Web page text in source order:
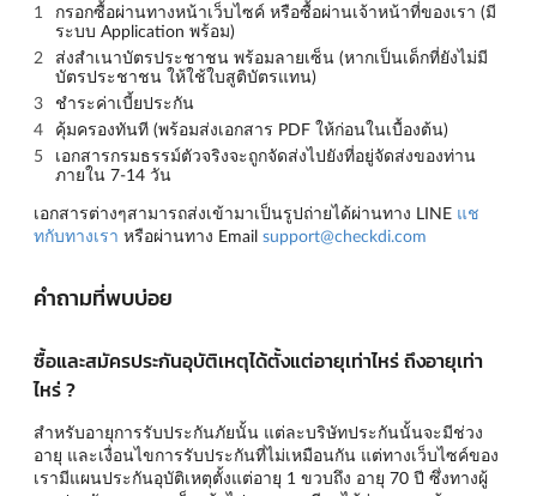
กรอกซื้อผ่านทางหน้าเว็บไซค์ หรือซื้อผ่านเจ้าหน้าที่ของเรา (มี
ระบบ Application พร้อม)
ส่งสำเนาบัตรประชาชน พร้อมลายเซ็น (หากเป็นเด็กที่ยังไม่มี
บัตรประชาชน ให้ใช้ใบสูติบัตรแทน)
ชำระค่าเบี้ยประกัน
คุ้มครองทันที (พร้อมส่งเอกสาร PDF ให้ก่อนในเบื้องต้น)
เอกสารกรมธรรม์ตัวจริงจะถูกจัดส่งไปยังที่อยู่จัดส่งของท่าน
ภายใน 7-14 วัน
เอกสารต่างๆสามารถส่งเข้ามาเป็นรูปถ่ายได้ผ่านทาง LINE แช
ทกับทางเรา หรือผ่านทาง Email support@checkdi.com
คำถามที่พบบ่อย
ซื้อและสมัครประกันอุบัติเหตุได้ตั้งแต่อายุเท่าไหร่ ถึงอายุเท่า
ไหร่ ?
สำหรับอายุการรับประกันภัยนั้น แต่ละบริษัทประกันนั้นจะมีช่วง
อายุ และเงื่อนไขการรับประกันที่ไม่เหมือนกัน แต่ทางเว็บไซค์ของ
เรามีแผนประกันอุบัติเหตุตั้งแต่อายุ 1 ขวบถึง อายุ 70 ปี ซึ่งทางผู้